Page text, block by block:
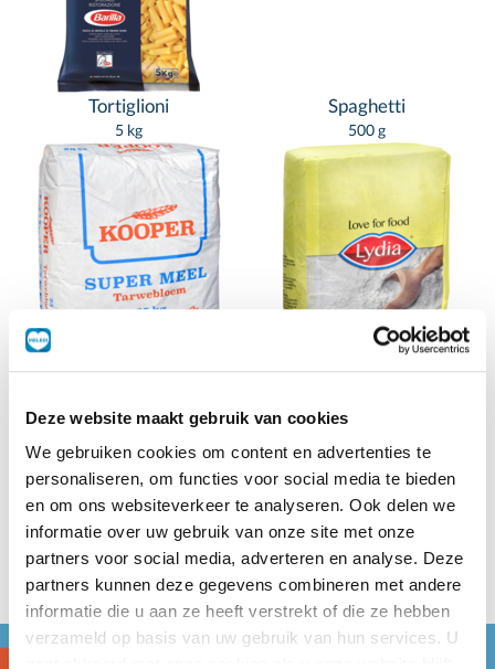
Deze website maakt gebruik van cookies
We gebruiken cookies om content en advertenties te
personaliseren, om functies voor social media te bieden
en om ons websiteverkeer te analyseren. Ook delen we
informatie over uw gebruik van onze site met onze
partners voor social media, adverteren en analyse. Deze
partners kunnen deze gegevens combineren met andere
informatie die u aan ze heeft verstrekt of die ze hebben
verzameld op basis van uw gebruik van hun services. U
Tortiglioni
5 kg
Spaghetti
500 g
Super Meel Meel
10 kg